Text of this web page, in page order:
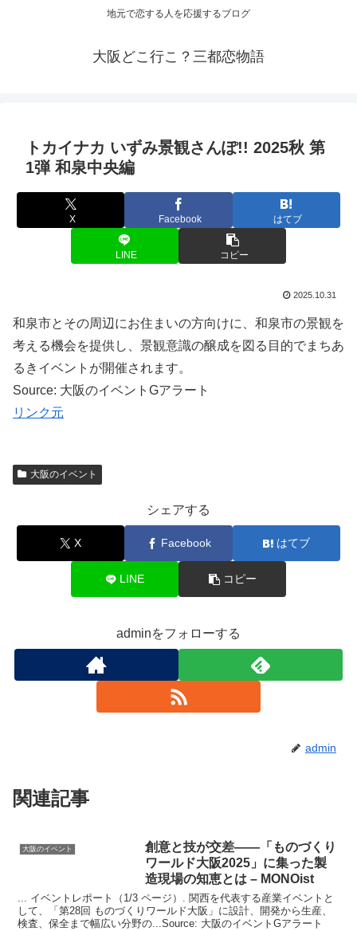
地元で恋する人を応援するブログ
大阪どこ行こ？三都恋物語
トカイナカ いずみ景観さんぽ!! 2025秋 第
1弾 和泉中央編
X Facebook はてブ
LINE コピー
2025.10.31
和泉市とその周辺にお住まいの方向けに、和泉市の景観を
考える機会を提供し、景観意識の醸成を図る目的でまちあ
るきイベントが開催されます。
Source: 大阪のイベントGアラート
リンク元
大阪のイベント
シェアする
X Facebook はてブ
LINE コピー
adminをフォローする
admin
関連記事
大阪のイベント
創意と技が交差――「ものづくり
ワールド大阪2025」に集った製
造現場の知恵とは – MONOist
... イベントレポート（1/3 ページ）. 関西を代表する産業イベントと
して、「第28回 ものづくりワールド大阪」に設計、開発から生産、
検査、保全まで幅広い分野の...Source: 大阪のイベントGアラート